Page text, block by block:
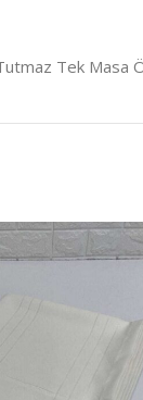
Tek Masa